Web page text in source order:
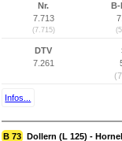
Nr.
7.713
(7.715)
DTV
7.261
Infos...
B 73 Dollern (L 125) -